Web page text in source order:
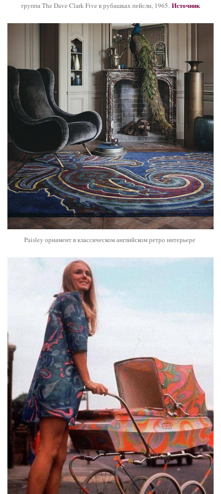
группа The Dave Clark Five в рубашках пейсли, 1965. Источник
Paisley орнамент в классическом английском ретро интерьере